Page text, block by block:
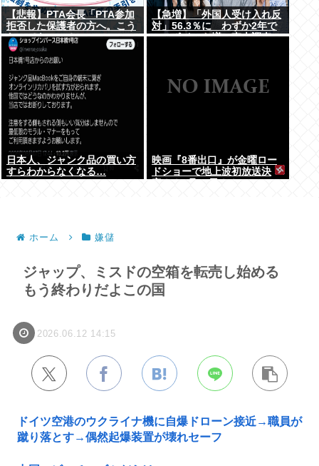
【悲報】PTA会長「PTA参加
拒否した保護者の方へ。こう
なってもいい？」
【急増】「外国人受け入れ反
対」56.3％に わずか2年で
20.7ポイント増、東大調査
日本人、ジャンク品の買い方
すらわからなくなる…
映画『8番出口』が金曜ロー
ドショーで地上波初放送決
ホーム 嫌儲
ジャップ、ミスドの空箱を転売し始める
もう終わりだよこの国
2026.06.12 14:15
ドイツ空港のウクライナ機に自爆ドローン接近→職員が
蹴り落とす→偶然起爆装置が壊れセーフ